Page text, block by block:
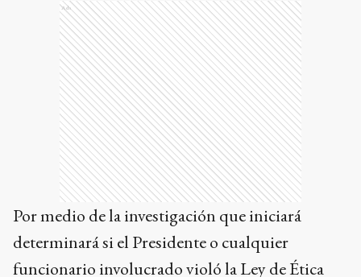
Ads
Por medio de la investigación que iniciará
determinará si el Presidente o cualquier
funcionario involucrado violó la Ley de Ética